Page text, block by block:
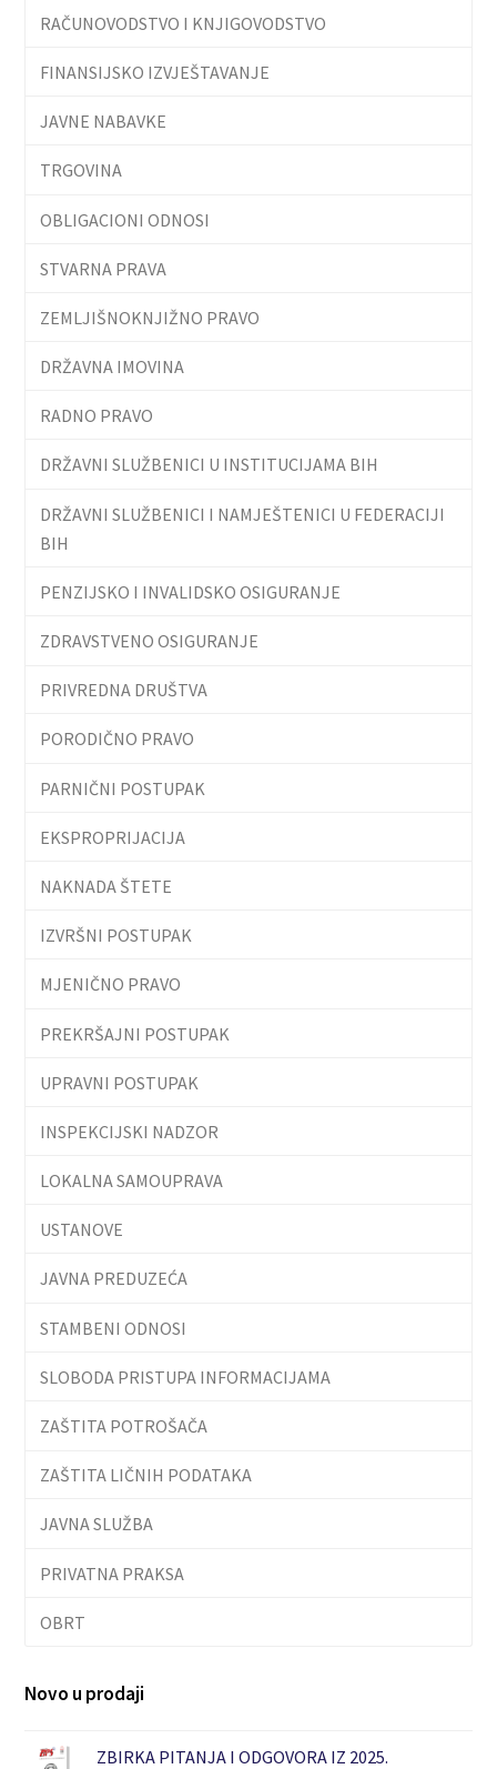
RAČUNOVODSTVO I KNJIGOVODSTVO
FINANSIJSKO IZVJEŠTAVANJE
JAVNE NABAVKE
TRGOVINA
OBLIGACIONI ODNOSI
STVARNA PRAVA
ZEMLJIŠNOKNJIŽNO PRAVO
DRŽAVNA IMOVINA
RADNO PRAVO
DRŽAVNI SLUŽBENICI U INSTITUCIJAMA BIH
DRŽAVNI SLUŽBENICI I NAMJEŠTENICI U FEDERACIJI
BIH
PENZIJSKO I INVALIDSKO OSIGURANJE
ZDRAVSTVENO OSIGURANJE
PRIVREDNA DRUŠTVA
PORODIČNO PRAVO
PARNIČNI POSTUPAK
EKSPROPRIJACIJA
NAKNADA ŠTETE
IZVRŠNI POSTUPAK
MJENIČNO PRAVO
PREKRŠAJNI POSTUPAK
UPRAVNI POSTUPAK
INSPEKCIJSKI NADZOR
LOKALNA SAMOUPRAVA
USTANOVE
JAVNA PREDUZEĆA
STAMBENI ODNOSI
SLOBODA PRISTUPA INFORMACIJAMA
ZAŠTITA POTROŠAČA
ZAŠTITA LIČNIH PODATAKA
JAVNA SLUŽBA
PRIVATNA PRAKSA
OBRT
Novo u prodaji
ZBIRKA PITANJA I ODGOVORA IZ 2025.